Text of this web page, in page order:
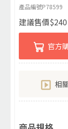
產品編號P78599
建議售價$240
官方
相